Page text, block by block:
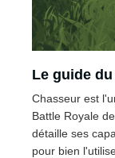
Le guide
Chasseur est
Battle Royale
détaille ses
pour bien